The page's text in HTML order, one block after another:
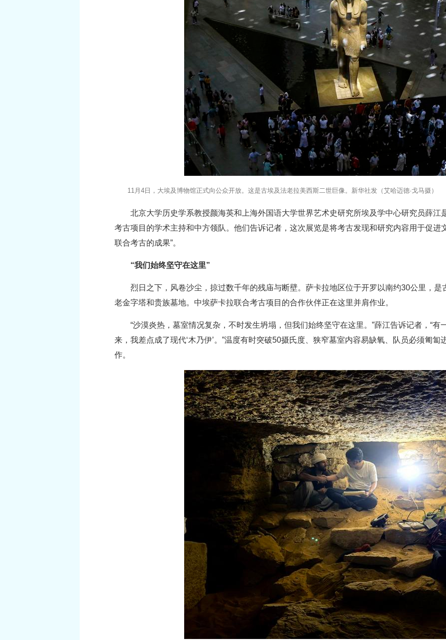
11月4日，大埃及博物馆正式向公众开放。这是古埃及法老拉美西斯二世巨像。新华社发（艾哈迈德·戈马摄）
北京大学历史学系教授颜海英和上海外国语大学世界艺术史研究所埃及学中心研究员薛
考古项目的学术主持和中方领队。他们告诉记者，这次展览是将考古发现和研究内容用于促进
联合考古的成果”。
“我们始终坚守在这里”
烈日之下，风卷沙尘，掠过数千年的残庙与断壁。萨卡拉地区位于开罗以南约30公里，
老金字塔和贵族墓地。中埃萨卡拉联合考古项目的合作伙伴正在这里并肩作业。
“沙漠炎热，墓室情况复杂，不时发生坍塌，但我们始终坚守在这里。”薛江告诉记者，“
来，我差点成了现代‘木乃伊’。”温度有时突破50摄氏度、狭窄墓室内容易缺氧、队员必须匍
作。